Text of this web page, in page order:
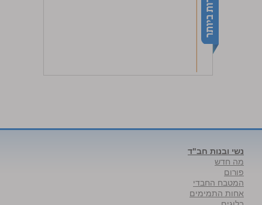
נשי ובנות חב"ד
מה חדש
פורום
המטבח החבדי
אחות התמימים